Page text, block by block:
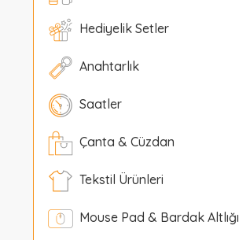
Hediyelik Setler
Anahtarlık
Saatler
Çanta & Cüzdan
Tekstil Ürünleri
Mouse Pad & Bardak Altlığı